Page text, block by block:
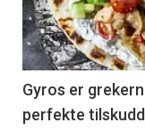
nå
-
6
Gyros er
perfekte